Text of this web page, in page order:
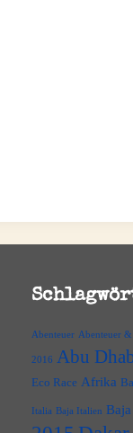
Abenteuer Abenteuer
2016 Abu
Eco Race Afrika
Italia Baja Italien